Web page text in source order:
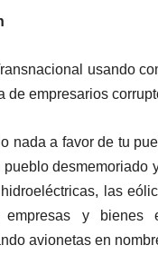
usando
de empresarios
nada a favor de tu
desmemoriado
las
y bienes
avionetas en